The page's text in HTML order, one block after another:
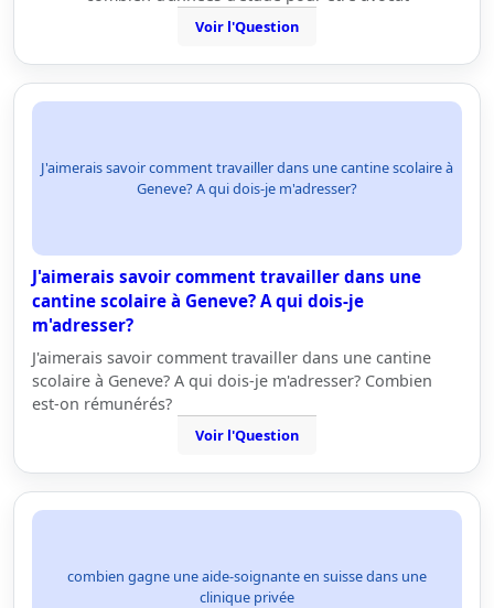
Voir l'Question
J'aimerais savoir comment travailler dans une cantine scolaire à
Geneve? A qui dois-je m'adresser?
J'aimerais savoir comment travailler dans une
cantine scolaire à Geneve? A qui dois-je
m'adresser?
J'aimerais savoir comment travailler dans une cantine
scolaire à Geneve? A qui dois-je m'adresser? Combien
est-on rémunérés?
Voir l'Question
combien gagne une aide-soignante en suisse dans une
clinique privée